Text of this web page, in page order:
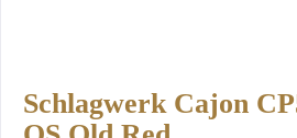
Schlagwerk Cajon